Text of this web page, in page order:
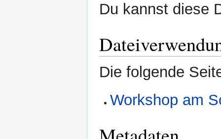
Du kannst diese
Die folgende
Workshop am